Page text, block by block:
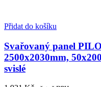
Přidat do košíku
Svařovaný panel
2500x2030mm,
svislé